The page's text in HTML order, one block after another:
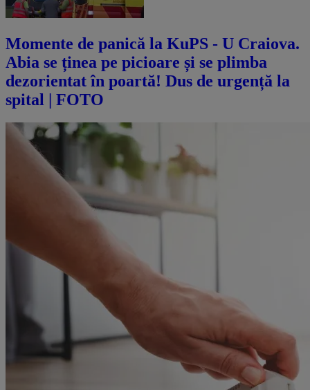
Momente de panică la KuPS - U Craiova.
Abia se ținea pe picioare și se plimba
dezorientat în poartă! Dus de urgență la
spital | FOTO